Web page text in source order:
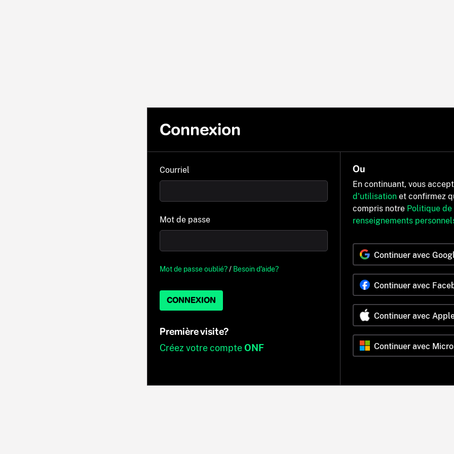
Connexion
Courriel
Mot de passe
Mot de passe oublié?/ Besoin d'aide?
CONNEXION
Première visite?
Créez votre compteONF
Ou
En continuant, vous
d'utilisation et confirmez
compris notre Politique
renseignements
Continuer avec
Continuer avec
Continuer avec
Continuer avec